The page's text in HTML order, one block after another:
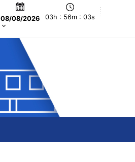
08/08/2026 03h : 56m : 04s